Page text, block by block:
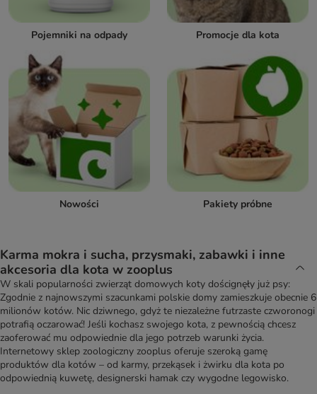
Pojemniki na odpady Promocje dla kota
Nowości Pakiety próbne
Karma mokra i sucha, przysmaki, zabawki i inne
akcesoria dla kota w zooplus
W skali popularności zwierząt domowych koty doścignęły już psy:
Zgodnie z najnowszymi szacunkami polskie domy zamieszkuje obecnie 6
milionów kotów. Nic dziwnego, gdyż te niezależne futrzaste czworonogi
potrafią oczarować! Jeśli kochasz swojego kota, z pewnością chcesz
zaoferować mu odpowiednie dla jego potrzeb warunki życia.
Internetowy sklep zoologiczny zooplus oferuje szeroką gamę
produktów dla kotów – od karmy, przekąsek i żwirku dla kota po
odpowiednią kuwetę, designerski hamak czy wygodne legowisko.